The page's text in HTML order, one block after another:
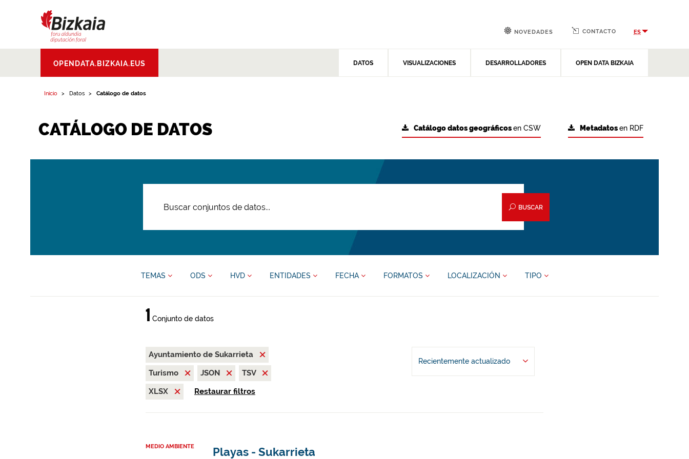
Aldundia.Diputacion
Foral de Bizkaia
OPENDATA.BIZKAIA.EUS DATOS VISUALIZACIONES DESARROLLADORES OPEN DATA BIZKAIA
NOVEDADES CONTACTO ES
Inicio Datos Catálogo de datos
CATÁLOGO DE DATOS Metadatosen RDF
Catálogo datos geográficosen CSW
BUSCAR
TEMAS ODS HVD ENTIDADES FECHA FORMATOS LOCALIZACIÓN TIPO
1 Conjunto de datos
Ayuntamiento de Sukarrieta
Turismo
JSON
TSV
XLSX
Restaurar filtros
Recientemente actualizado
MEDIO AMBIENTE Playas - Sukarrieta